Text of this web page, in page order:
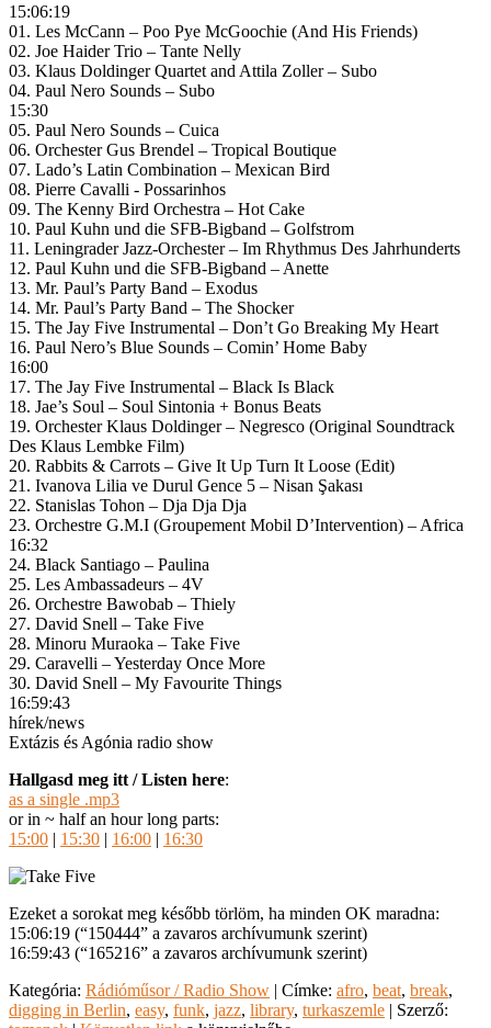
15:06:19
01. Les McCann – Poo Pye McGoochie (And His Friends)
02. Joe Haider Trio – Tante Nelly
03. Klaus Doldinger Quartet and Attila Zoller – Subo
04. Paul Nero Sounds – Subo
15:30
05. Paul Nero Sounds – Cuica
06. Orchester Gus Brendel – Tropical Boutique
07. Lado’s Latin Combination – Mexican Bird
08. Pierre Cavalli ‎- Possarinhos
09. The Kenny Bird Orchestra – Hot Cake
10. Paul Kuhn und die SFB-Bigband – Golfstrom
11. Leningrader Jazz-Orchester – Im Rhythmus Des Jahrhunderts
12. Paul Kuhn und die SFB-Bigband – Anette
13. Mr. Paul’s Party Band – Exodus
14. Mr. Paul’s Party Band – The Shocker
15. The Jay Five Instrumental – Don’t Go Breaking My Heart
16. Paul Nero’s Blue Sounds – Comin’ Home Baby
16:00
17. The Jay Five Instrumental – Black Is Black
18. Jae’s Soul – Soul Sintonia + Bonus Beats
19. Orchester Klaus Doldinger – Negresco (Original Soundtrack
Des Klaus Lembke Film)
20. Rabbits & Carrots – Give It Up Turn It Loose (Edit)
21. Ivanova Lilia ve Durul Gence 5 – Nisan Şakası
22. Stanislas Tohon – Dja Dja Dja
23. Orchestre G.M.I (Groupement Mobil D’Intervention) – Africa
16:32
24. Black Santiago – Paulina
25. Les Ambassadeurs – 4V
26. Orchestre Bawobab – Thiely
27. David Snell – Take Five
28. Minoru Muraoka – Take Five
29. Caravelli – Yesterday Once More
30. David Snell – My Favourite Things
16:59:43
hírek/news
Extázis és Agónia radio show
Hallgasd meg itt / Listen here:
as a single .mp3
or in ~ half an hour long parts:
15:00 | 15:30 | 16:00 | 16:30
Ezeket a sorokat meg később törlöm, ha minden OK maradna:
15:06:19 (“150444” a zavaros archívumunk szerint)
16:59:43 (“165216” a zavaros archívumunk szerint)
Kategória: Rádióműsor / Radio Show | Címke: afro, beat, break,
digging in Berlin, easy, funk, jazz, library, turkaszemle | Szerző: